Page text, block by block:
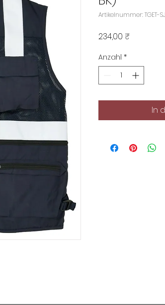
Artikelnummer: TGET-
234,00 ₹
Anzahl *
In